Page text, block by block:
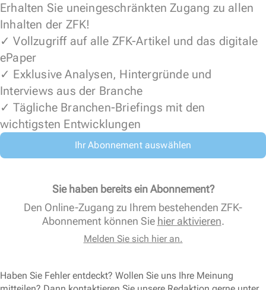
Erhalten Sie uneingeschränkten Zugang zu allen
Inhalten der ZFK!
✓ Vollzugriff auf alle ZFK-Artikel und das digitale
ePaper
✓ Exklusive Analysen, Hintergründe und
Interviews aus der Branche
✓ Tägliche Branchen-Briefings mit den
wichtigsten Entwicklungen
Ihr Abonnement auswählen
Sie haben bereits ein Abonnement?
Den Online-Zugang zu Ihrem bestehenden ZFK-
Abonnement können Sie hier aktivieren.
Melden Sie sich hier an.
Haben Sie Fehler entdeckt? Wollen Sie uns Ihre Meinung